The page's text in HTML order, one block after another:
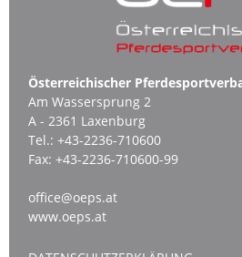
Österreichischer
Am Wassersprung 2
A - 2361 Laxenburg
Tel.: +43-2236-710600
Fax: +43-2236-710600-99
office@oeps.at
www.oeps.at